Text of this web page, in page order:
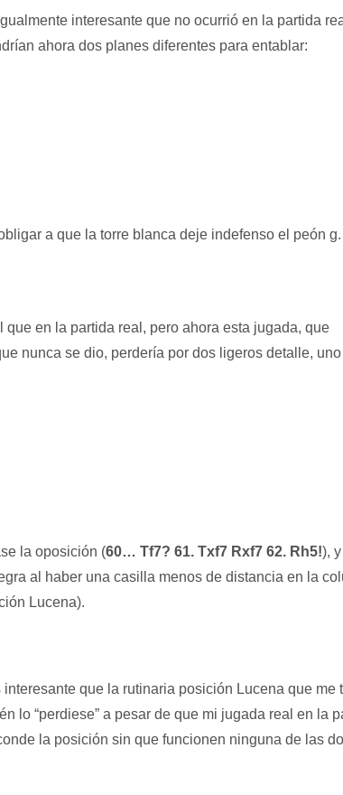
interesante que no ocurrió en la partida
ahora dos planes diferentes para entablar:
a que la torre blanca deje indefenso el peón g.
que en la partida real, pero ahora esta jugada, que
nunca se dio, perdería por dos ligeros detalle,
la oposición (60… Tf7? 61. Txf7 Rxf7 62. Rh5!), y
al haber una casilla menos de distancia en la
Lucena).
que la rutinaria posición Lucena que me
lo “perdiese” a pesar de que mi jugada real en la
la posición sin que funcionen ninguna de las